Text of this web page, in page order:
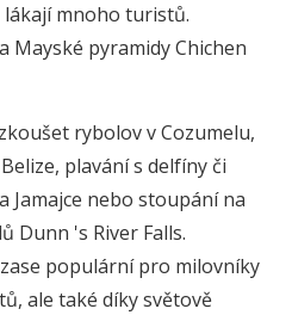
mnoho turistů.
Mayské pyramidy Chichen
rybolov v Cozumelu,
plavání s delfíny či
Jamajce nebo stoupání na
Dunn 's River Falls.
populární pro milovníky
ale také díky světově